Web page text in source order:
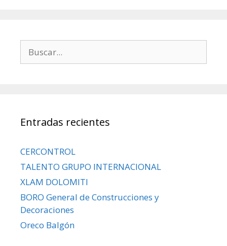
Entradas recientes
CERCONTROL
TALENTO GRUPO INTERNACIONAL
XLAM DOLOMITI
BORO General de Construcciones y
Decoraciones
Oreco Balgón